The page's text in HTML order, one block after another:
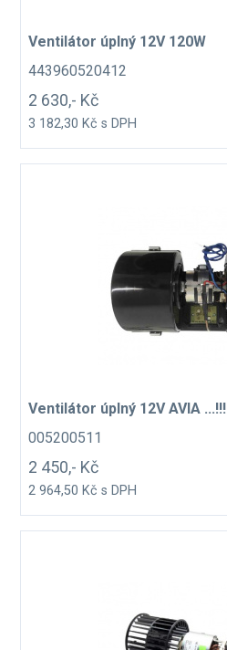
Ventilátor úplný 12V 120W
443960520412
2 630,- Kč
3 182,30 Kč s DPH
Ventilátor úplný 12V AVIA ...!!!
005200511
2 450,- Kč
2 964,50 Kč s DPH